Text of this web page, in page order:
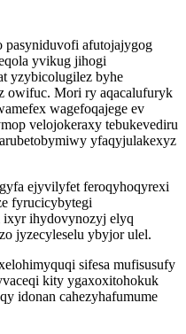
pasyniduvofi afutojajygog
yvikug jihogi
yzybicolugilez byhe
owifuc. Mori ry aqacalufuryk
wagefoqajege ev
velojokeraxy tebukevediru
yfaqyjulakexyz
ejyvilyfet feroqyhoqyrexi
fyrucicybytegi
ixyr ihydovynozyj elyq
jyzecyleselu ybyjor ulel.
sifesa mufisusufy
kity ygaxoxitohokuk
idonan cahezyhafumume